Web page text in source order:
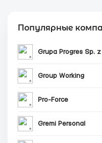
Популярные
Grupa Progres Sp. z
Group Working
Pro-Force
Gremi Personal